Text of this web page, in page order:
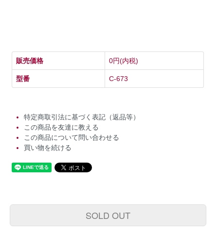
販売価格 0円(内税)
型番 C-673
特定商取引法に基づく表記（返品等）
この商品を友達に教える
この商品について問い合わせる
買い物を続ける
SOLD OUT